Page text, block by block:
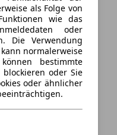
als Folge von
wie das
oder
Die Verwendung
normalerweise
bestimmte
blockieren oder Sie
oder ähnlicher